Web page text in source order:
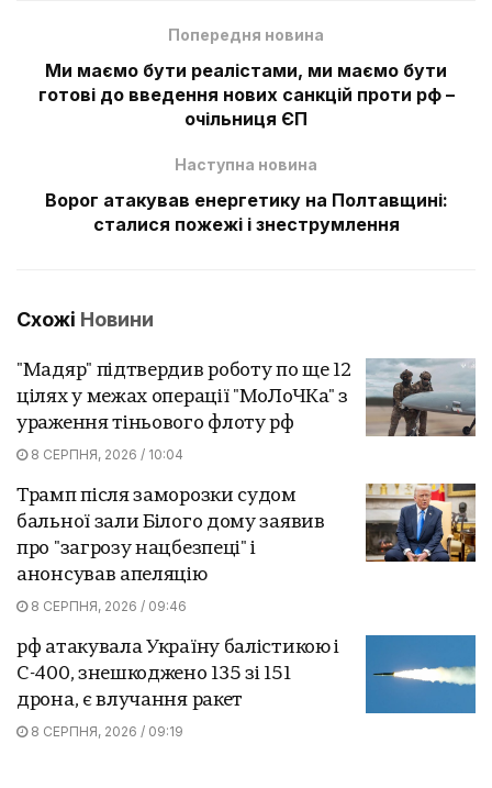
Попередня новина
Ми маємо бути реалістами, ми маємо бути
готові до введення нових санкцій проти рф –
очільниця ЄП
Наступна новина
Ворог атакував енергетику на Полтавщині:
сталися пожежі і знеструмлення
Схожі Новини
"Мадяр" підтвердив роботу по ще 12
цілях у межах операції "МоЛоЧКа" з
ураження тіньового флоту рф
8 СЕРПНЯ, 2026 / 10:04
Трамп після заморозки судом
бальної зали Білого дому заявив
про "загрозу нацбезпеці" і
анонсував апеляцію
8 СЕРПНЯ, 2026 / 09:46
рф атакувала Україну балістикою і
С-400, знешкоджено 135 зі 151
дрона, є влучання ракет
8 СЕРПНЯ, 2026 / 09:19